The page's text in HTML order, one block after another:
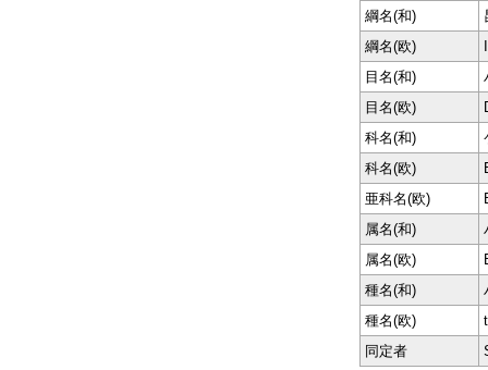
綱名(和)
綱名(欧)
目名(和)
目名(欧)
科名(和)
科名(欧)
亜科名(欧)
属名(和)
属名(欧)
種名(和)
種名(欧)
同定者